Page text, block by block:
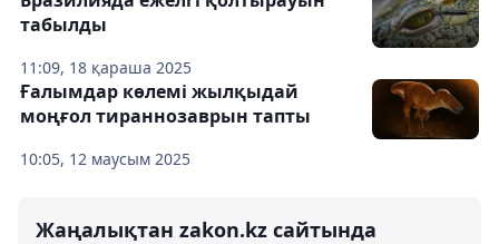
11:09, 18 қараша 2025
табылды
10:05, 12 маусым 2025
Ғалымдар көлемі жылқыдай
моңғол тираннозаврын тапты
Жаңалықтан zakon.kz сайтында